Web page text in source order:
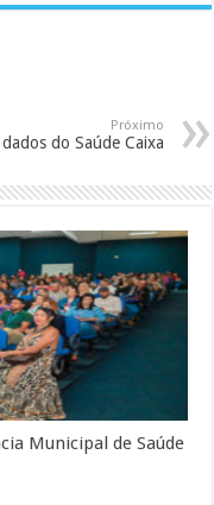
Próximo
do Saúde Caixa
Municipal de Saúde